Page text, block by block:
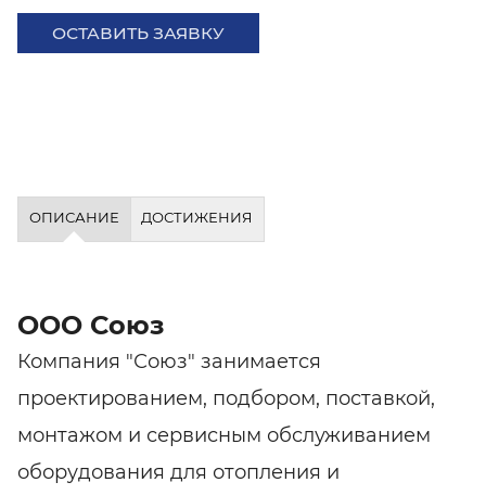
ОСТАВИТЬ ЗАЯВКУ
ОПИСАНИЕ ДОСТИЖЕНИЯ
ООО Союз
Компания "Союз" занимается
проектированием, подбором, поставкой,
монтажом и сервисным обслуживанием
оборудования для отопления и